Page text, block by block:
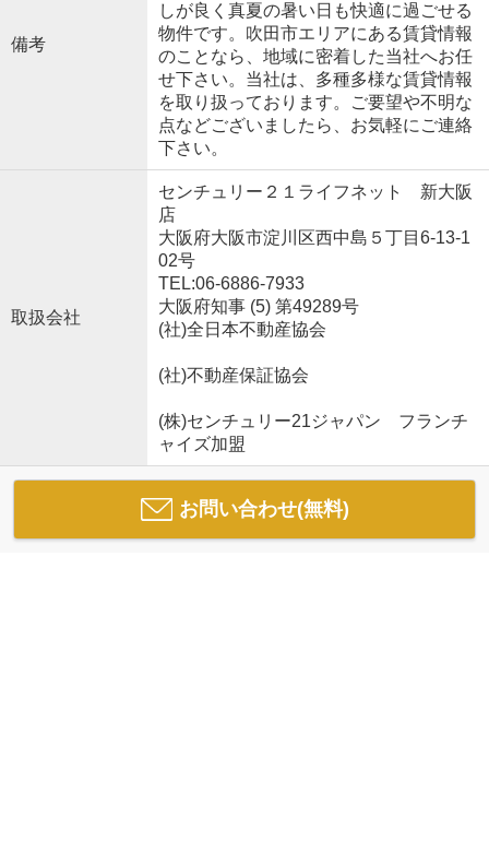
備考
しが良く真夏の暑い日も快適に過ごせる
物件です。吹田市エリアにある賃貸情報
のことなら、地域に密着した当社へお任
せ下さい。当社は、多種多様な賃貸情報
を取り扱っております。ご要望や不明な
点などございましたら、お気軽にご連絡
下さい。
取扱会社
センチュリー２１ライフネット 新大阪
店
大阪府大阪市淀川区西中島５丁目6-13-1
02号
TEL:06-6886-7933
大阪府知事 (5) 第49289号
(社)全日本不動産協会
(社)不動産保証協会
(株)センチュリー21ジャパン フランチ
ャイズ加盟
お問い合わせ(無料)